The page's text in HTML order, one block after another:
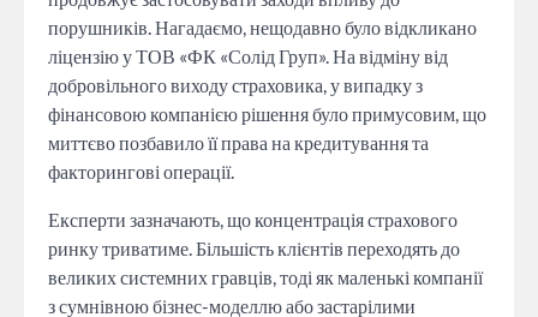
порушників. Нагадаємо, нещодавно було відкликано
ліцензію у ТОВ «ФК «Солід Груп». На відміну від
добровільного виходу страховика, у випадку з
фінансовою компанією рішення було примусовим, що
миттєво позбавило її права на кредитування та
факторингові операції.
Експерти зазначають, що концентрація страхового
ринку триватиме. Більшість клієнтів переходять до
великих системних гравців, тоді як маленькі компанії
з сумнівною бізнес-моделлю або застарілими